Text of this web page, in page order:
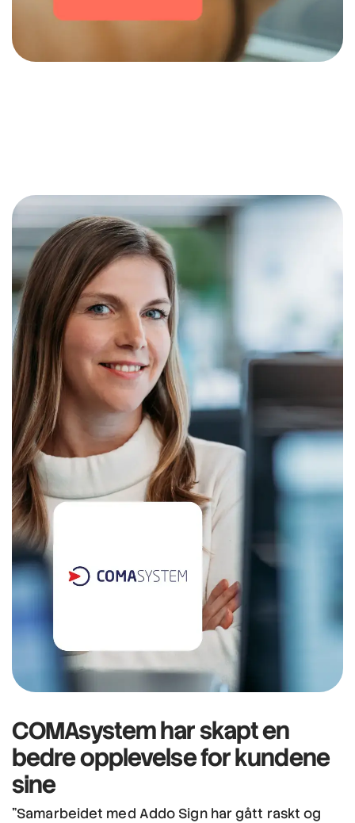
COMAsystemhar skapt en
bedre opplevelsefor kundene
sine
"Samarbeidet med Addo Sign har gått raskt og